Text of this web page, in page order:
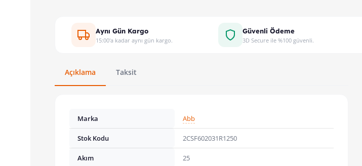
Aynı Gün Kargo
15:00'a kadar aynı gün kargo.
Güvenli Ödeme
3D Secure ile %100 güvenli.
Açıklama Taksit
Marka Abb
Stok Kodu 2CSF602031R1250
Akım 25